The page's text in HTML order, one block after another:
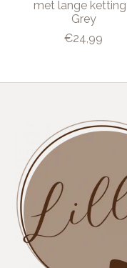
met lange
Grey
€24,99